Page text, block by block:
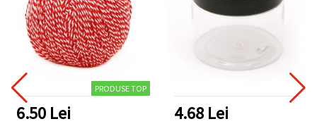
PRODUSE TOP
6.50 Lei 4.68 Lei